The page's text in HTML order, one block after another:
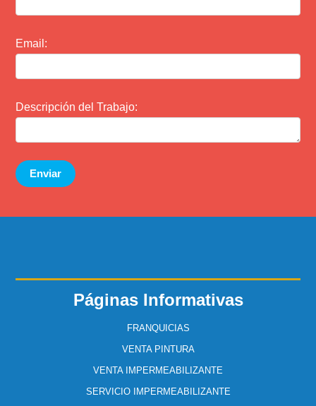
Email:
Descripción del Trabajo:
Enviar
Páginas Informativas
FRANQUICIAS
VENTA PINTURA
VENTA IMPERMEABILIZANTE
SERVICIO IMPERMEABILIZANTE